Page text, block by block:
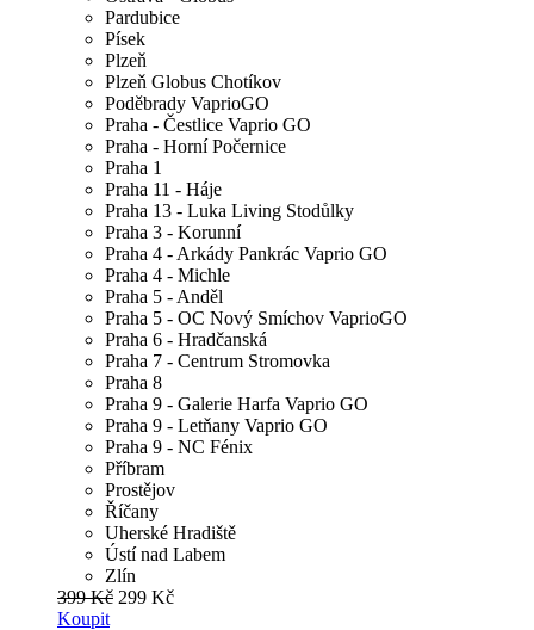
Pardubice
Písek
Plzeň
Plzeň Globus Chotíkov
Poděbrady VaprioGO
Praha - Čestlice Vaprio GO
Praha - Horní Počernice
Praha 1
Praha 11 - Háje
Praha 13 - Luka Living Stodůlky
Praha 3 - Korunní
Praha 4 - Arkády Pankrác Vaprio GO
Praha 4 - Michle
Praha 5 - Anděl
Praha 5 - OC Nový Smíchov VaprioGO
Praha 6 - Hradčanská
Praha 7 - Centrum Stromovka
Praha 8
Praha 9 - Galerie Harfa Vaprio GO
Praha 9 - Letňany Vaprio GO
Praha 9 - NC Fénix
Příbram
Prostějov
Říčany
Uherské Hradiště
Ústí nad Labem
Zlín
399 Kč 299 Kč
Koupit